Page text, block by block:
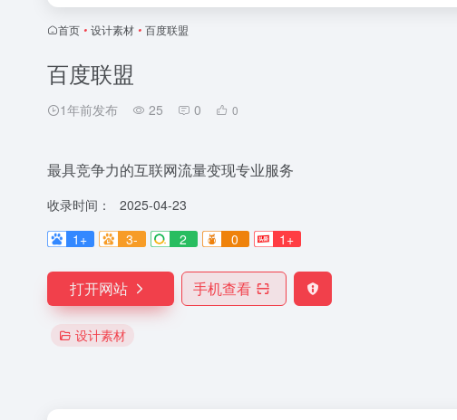
首页 • 设计素材 • 百度联盟
百度联盟
1年前发布 25 0 0
最具竞争力的互联网流量变现专业服务
收录时间：
2025-04-23
1+
3- 2 0 1+
打开网站 手机查看
设计素材